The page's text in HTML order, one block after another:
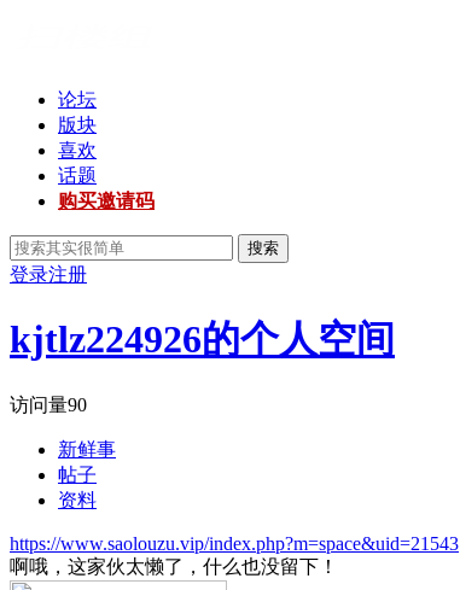
论坛
版块
喜欢
话题
购买邀请码
搜索
登录注册
kjtlz224926的个人空间
访问量90
新鲜事
帖子
资料
https://www.saolouzu.vip/index.php?m=space&uid=21543
啊哦，这家伙太懒了，什么也没留下！